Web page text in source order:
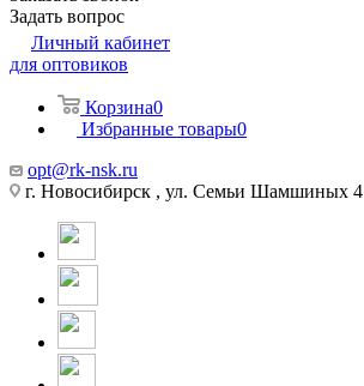
Задать вопрос
Личный кабинет
для оптовиков
Корзина0
Избранные товары0
opt@rk-nsk.ru
г. Новосибирск , ул. Семьи Шамшиных 4